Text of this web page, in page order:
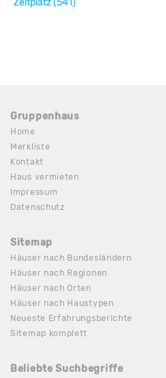
Gruppenhaus
Home
Merkliste
Kontakt
Haus vermieten
Impressum
Datenschutz
Sitemap
Häuser nach Bundesländern
Häuser nach Regionen
Häuser nach Orten
Häuser nach Haustypen
Neueste Erfahrungsberichte
Sitemap komplett
Beliebte Suchbegriffe